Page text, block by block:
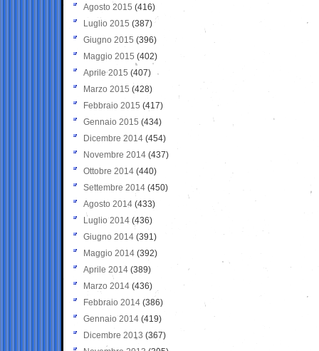
Agosto 2015 (416)
Luglio 2015 (387)
Giugno 2015 (396)
Maggio 2015 (402)
Aprile 2015 (407)
Marzo 2015 (428)
Febbraio 2015 (417)
Gennaio 2015 (434)
Dicembre 2014 (454)
Novembre 2014 (437)
Ottobre 2014 (440)
Settembre 2014 (450)
Agosto 2014 (433)
Luglio 2014 (436)
Giugno 2014 (391)
Maggio 2014 (392)
Aprile 2014 (389)
Marzo 2014 (436)
Febbraio 2014 (386)
Gennaio 2014 (419)
Dicembre 2013 (367)